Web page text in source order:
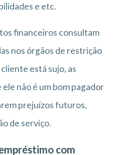
e etc.
financeiros consultam
nos órgãos de restrição
está sujo, as
não é um bom pagador
prejuízos futuros,
de serviço.
com